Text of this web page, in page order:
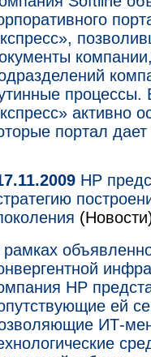
процессы.
активно
портал
HP
рамках
HP
ей
ИТ-